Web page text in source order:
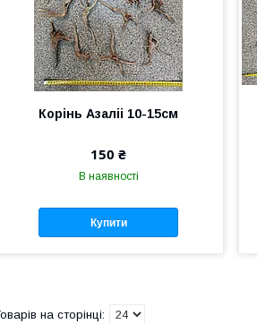
Корінь Азаліі 10-15см
150 ₴
В наявності
Купити